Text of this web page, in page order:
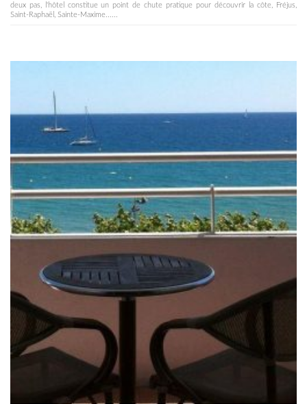
deux pas, l'hôtel constitue un point de chute pratique pour découvrir la côte, Fréjus,
Saint-Raphaël, Sainte-Maxime......